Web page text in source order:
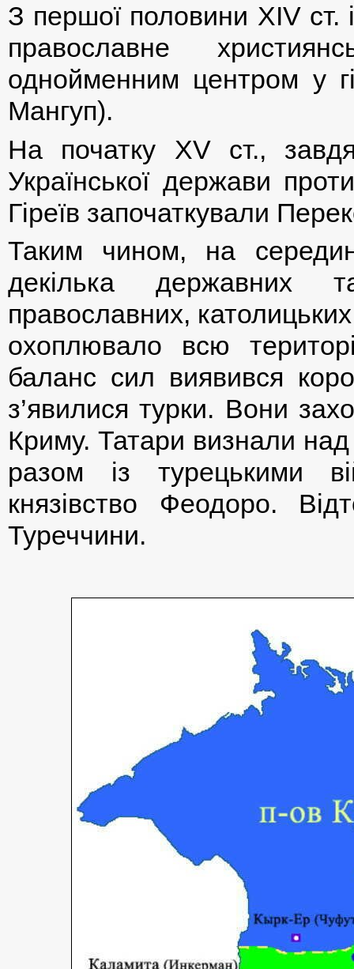
З першої половини ХIV ст.
православне
однойменним центром у
Мангуп).
На початку ХV ст.,
Української держави
Гіреїв започаткували
Таким чином, на
декілька державних
православних,
охоплювало всю
баланс сил виявився
з’явилися турки. Вони
Криму. Татари визнали
разом із турецькими
князівство Феодоро.
Туреччини.